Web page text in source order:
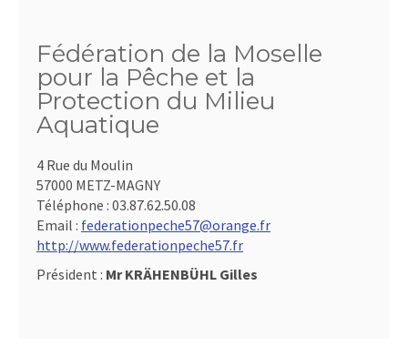
Fédération de la Moselle
pour la Pêche et la
Protection du Milieu
Aquatique
4 Rue du Moulin
57000 METZ-MAGNY
Téléphone : 03.87.62.50.08
Email : federationpeche57@orange.fr
http://www.federationpeche57.fr
Président : Mr KRÄHENBÜHL Gilles